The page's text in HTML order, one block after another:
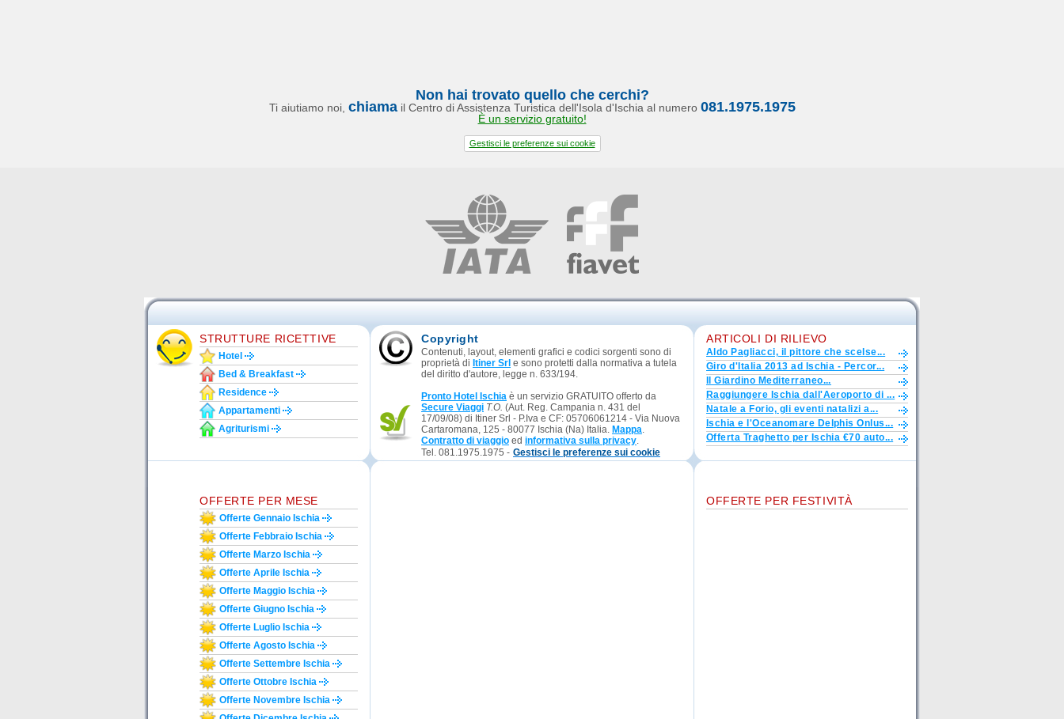
Non hai trovato quello che cerchi?
Ti aiutiamo noi, chiamail Centro di Assistenza Turistica dell'Isola d'Ischia al numero 081.1975.1975
È un servizio gratuito!
Gestisci le preferenze sui cookie
STRUTTURE RICETTIVE
Hotel
Bed & Breakfast
Residence
Appartamenti
Agriturismi
Copyright
Contenuti, layout, elementi grafici e codici sorgenti sono di
proprietà di Itiner Srl e sono protetti dalla normativa a tutela
del diritto d'autore, legge n. 633/194.
Pronto Hotel Ischia è un servizio GRATUITO offerto da
Secure Viaggi T.O. (Aut. Reg. Campania n. 431 del
17/09/08) di Itiner Srl - P.Iva e CF: 05706061214 - Via Nuova
Cartaromana, 125 - 80077 Ischia (Na) Italia. Mappa.
Contratto di viaggio ed informativa sulla privacy.
Tel. 081.1975.1975 - Gestisci le preferenze sui cookie
ARTICOLI DI RILIEVO
Aldo Pagliacci, il pittore che scelse...
Giro d'Italia 2013 ad Ischia - Percor...
Il Giardino Mediterraneo...
Raggiungere Ischia dall'Aeroporto di ...
Natale a Forio, gli eventi natalizi a...
Ischia e l'Oceanomare Delphis Onlus...
Offerta Traghetto per Ischia €70 auto...
OFFERTE PER MESE
Offerte Gennaio Ischia
Offerte Febbraio Ischia
Offerte Marzo Ischia
Offerte Aprile Ischia
Offerte Maggio Ischia
Offerte Giugno Ischia
Offerte Luglio Ischia
Offerte Agosto Ischia
Offerte Settembre Ischia
Offerte Ottobre Ischia
Offerte Novembre Ischia
OFFERTE PER FESTIVITÀ